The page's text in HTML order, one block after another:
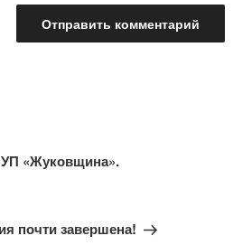
«Жуковщина».
почти завершена!